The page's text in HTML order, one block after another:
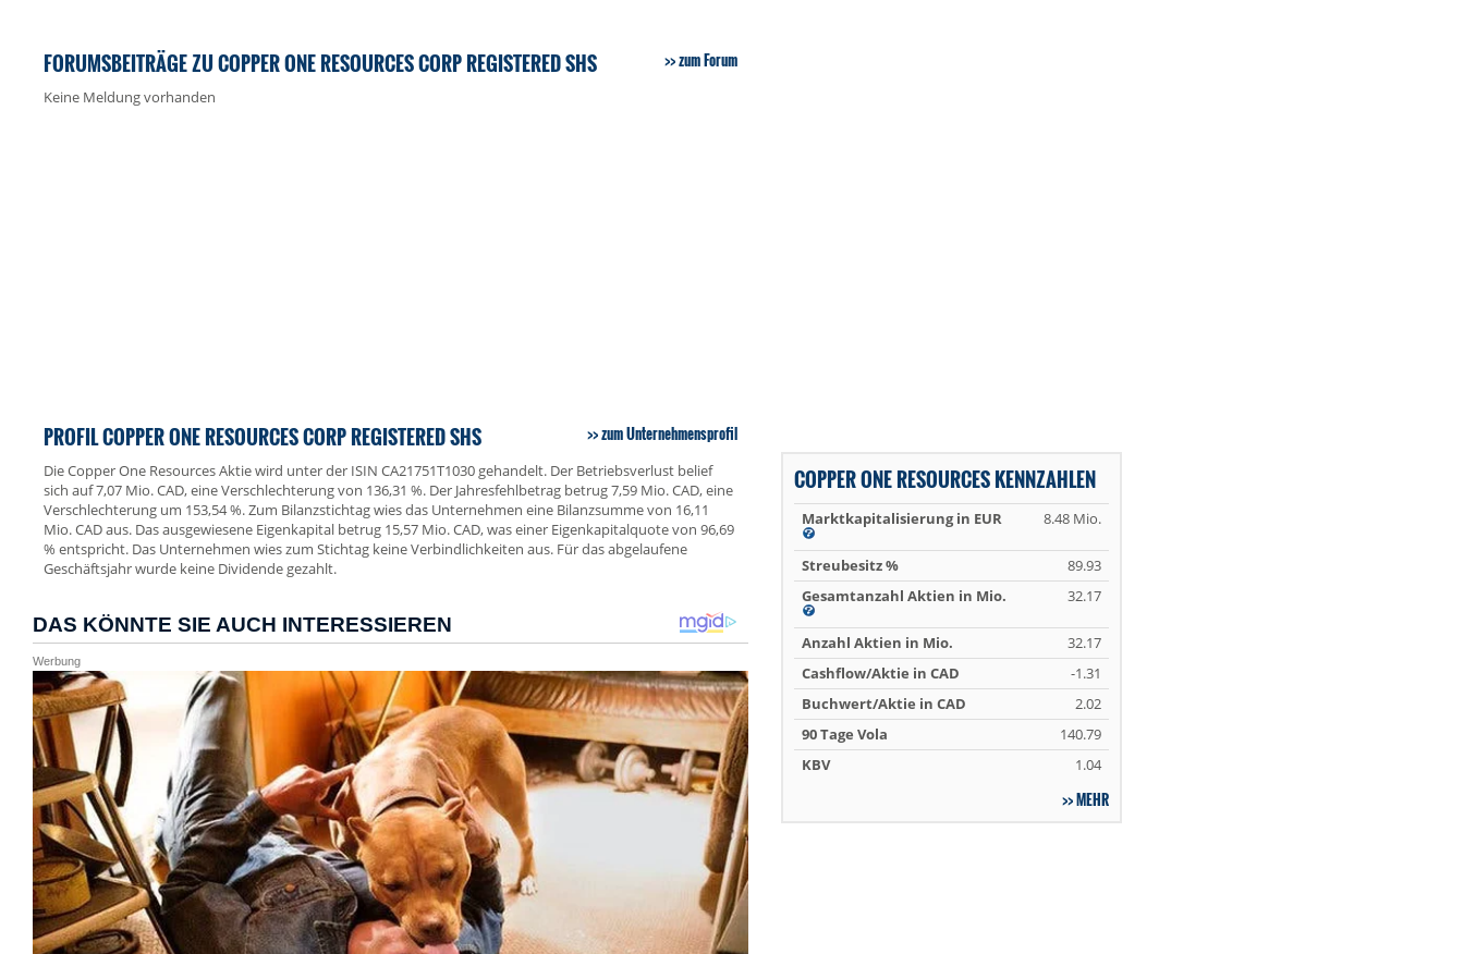
FORUMSBEITRÄGE ZU COPPER ONE RESOURCES CORP REGISTERED SHS zum Forum
Keine Meldung vorhanden
PROFIL COPPER ONE RESOURCES CORP REGISTERED SHS zum Unternehmensprofil
Die Copper One Resources Aktie wird unter der ISIN CA21751T1030 gehandelt. Der Betriebsverlust belief
sich auf 7,07 Mio. CAD, eine Verschlechterung von 136,31 %. Der Jahresfehlbetrag betrug 7,59 Mio. CAD, eine
Verschlechterung um 153,54 %. Zum Bilanzstichtag wies das Unternehmen eine Bilanzsumme von 16,11
Mio. CAD aus. Das ausgewiesene Eigenkapital betrug 15,57 Mio. CAD, was einer Eigenkapitalquote von 96,69
% entspricht. Das Unternehmen wies zum Stichtag keine Verbindlichkeiten aus. Für das abgelaufene
Geschäftsjahr wurde keine Dividende gezahlt.
COPPER ONE RESOURCES KENNZAHLEN
Marktkapitalisierung in EUR 8.48 Mio.
Streubesitz %
89.93
Gesamtanzahl Aktien in Mio.
32.17
Anzahl Aktien in Mio.
32.17
Cashflow/Aktie in CAD
-1.31
Buchwert/Aktie in CAD
2.02
90 Tage Vola
140.79
KBV
1.04
MEHR